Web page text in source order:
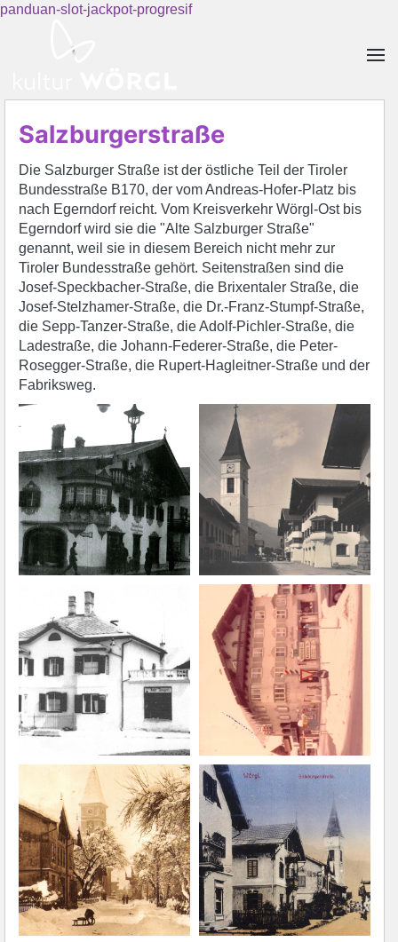
panduan-slot-jackpot-progresif
Salzburgerstraße
Die Salzburger Straße ist der östliche Teil der Tiroler
Bundesstraße B170, der vom Andreas-Hofer-Platz bis
nach Egerndorf reicht. Vom Kreisverkehr Wörgl-Ost bis
Egerndorf wird sie die "Alte Salzburger Straße"
genannt, weil sie in diesem Bereich nicht mehr zur
Tiroler Bundesstraße gehört. Seitenstraßen sind die
Josef-Speckbacher-Straße, die Brixentaler Straße, die
Josef-Stelzhamer-Straße, die Dr.-Franz-Stumpf-Straße,
die Sepp-Tanzer-Straße, die Adolf-Pichler-Straße, die
Ladestraße, die Johann-Federer-Straße, die Peter-
Rosegger-Straße, die Rupert-Hagleitner-Straße und der
Fabriksweg.